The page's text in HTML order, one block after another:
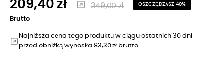
209,40 zł 349,00 zł OSZCZĘDZASZ 40%
Brutto
Najniższa cena tego produktu w ciągu ostatnich 30 dni
przed obniżką wynosiła 83,30 zł brutto